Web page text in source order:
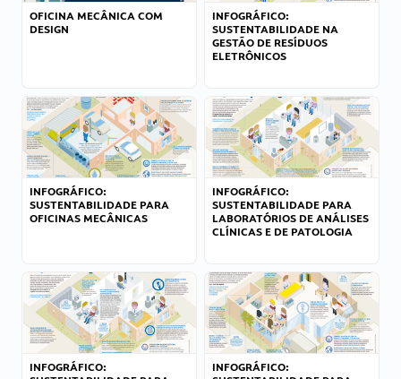
OFICINA MECÂNICA COM
DESIGN
INFOGRÁFICO:
SUSTENTABILIDADE NA
GESTÃO DE RESÍDUOS
ELETRÔNICOS
INFOGRÁFICO:
SUSTENTABILIDADE PARA
OFICINAS MECÂNICAS
INFOGRÁFICO:
SUSTENTABILIDADE PARA
LABORATÓRIOS DE ANÁLISES
CLÍNICAS E DE PATOLOGIA
INFOGRÁFICO:
INFOGRÁFICO: